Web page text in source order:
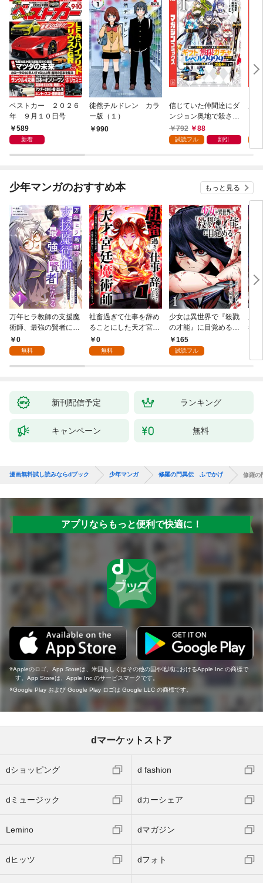
ベストカー ２０２６
年 ９月１０日号
589
新着
徒然チルドレン カラ
ー版（１）
990
信じていた仲間達にダ
ンジョン奥地で殺され
かけたがギフト『無限
ガチャ』でレベル９９
『ざまぁ！』します！
792 88
試読フル 割引
少年マンガのおすすめ本 もっと見る
万年ヒラ教師の支援魔
術師、最強の賢者にな
る～不人気の支援魔術
師は給料泥棒だと魔術
が、出世した元教え子
0
無料
社畜過ぎて仕事を辞め
ることにした天才宮廷
魔術師～辺境の地でス
ローライフを夢見る
0
無料
少女は異世界で『殺戮
の才能』に目覚める
(話売り) #1
165
試読フル
者
新刊配信予定 ランキング
キャンペーン 無料
漫画無料試し読みならdブック 少年マンガ 修羅の門異伝 ふでかげ 修羅の
アプリならもっと便利で快適に！
Appleのロゴ、App Storeは、米国もしくはその他の国や地域におけるApple Inc.の商標で
す。App Storeは、Apple Inc.のサービスマークです。
Google Play および Google Play ロゴは Google LLC の商標です。
dマーケットストア
dショッピング d fashion
dミュージック dカーシェア
Lemino dマガジン
dヒッツ dフォト